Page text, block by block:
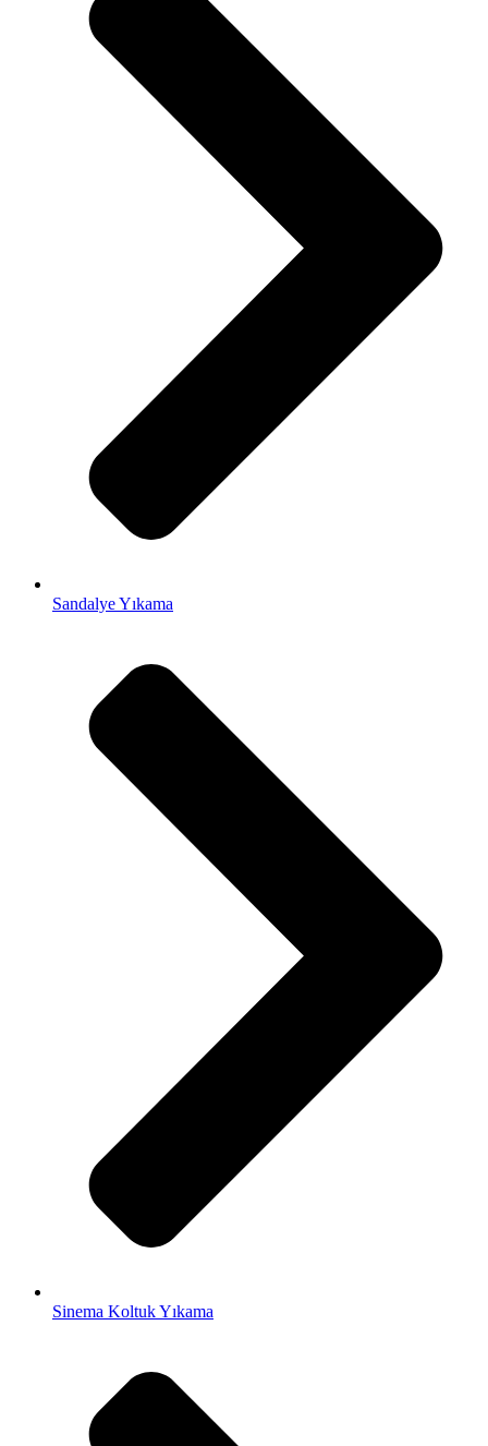
Sandalye Yıkama
Sinema Koltuk Yıkama